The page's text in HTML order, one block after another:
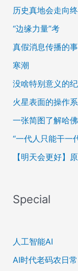
历史真地会走向
“边缘力量”考
真假消息传播的
寒潮
没啥特别意义的
火星表面的操作
一张简图了解哈
“一代人只能干一
【明天会更好】
Special
人工智能AI
AI时代老码农日常